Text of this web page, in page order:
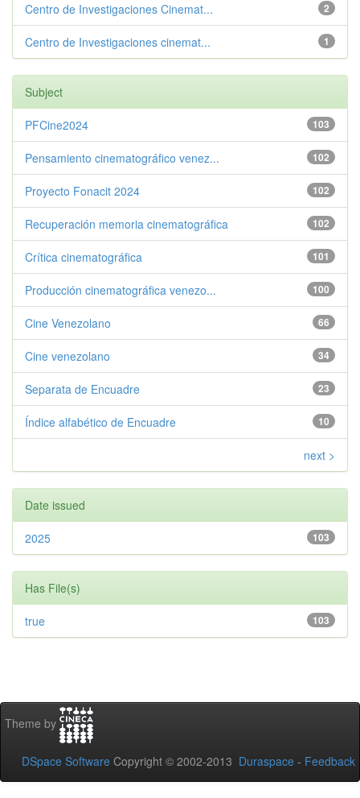
2
Centro de Investigaciones Cinemat...
1
Centro de Investigaciones cinemat...
Subject
103
PFCine2024
102
Pensamiento cinematográfico venez...
102
Proyecto Fonacit 2024
102
Recuperación memoria cinematográfica
101
Crítica cinematográfica
100
Producción cinematográfica venezo...
66
Cine Venezolano
34
Cine venezolano
23
Separata de Encuadre
10
Índice alfabético de Encuadre
next >
Date issued
103
2025
Has File(s)
103
true
Theme by
DSpace Software Copyright © 2002-2013 Duraspace - Feedback